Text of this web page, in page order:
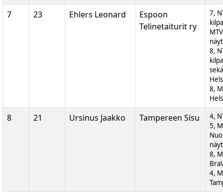
7 23 Ehlers Leonard
Espoon
Telinetaiturit ry
7,
8,
8,
8 21 Ursinus Jaakko Tampereen Sisu
4,
5,
8,
4,